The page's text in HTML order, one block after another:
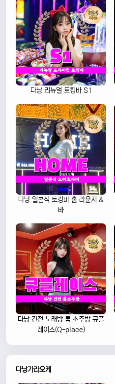
다낭 리뉴얼 토킹바 S1
다낭 일본식 토킹바 홈 라운지 &
바
다낭 건전 노래방 룸 소주방 큐플
레이스(Q-place)
다낭가라오케